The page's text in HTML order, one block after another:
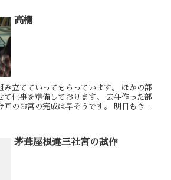
高欄
み立てていってもらっています。 ほかの部
て仕事を準備しております。 去年作った部
回のお宮の完成は早そうです。 明日もきっ
茅葺屋根違三社宮の試作